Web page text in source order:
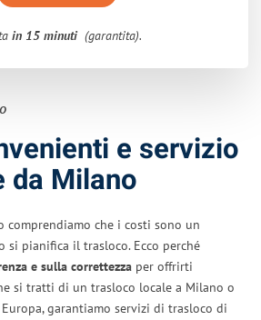
in 15 minuti (garantita).
e servizio
da Milano
comprendiamo che i costi sono un
si pianifica il trasloco. Ecco perché
e sulla correttezza per offrirti
si tratti di un trasloco locale a Milano o
garantiamo servizi di trasloco di